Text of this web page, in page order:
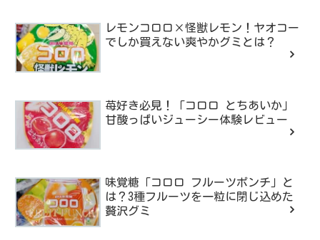
レモンコロロ×怪獣レモン！ヤオコー
でしか買えない爽やかグミとは？
苺好き必見！「コロロ とちあいか」
甘酸っぱいジューシー体験レビュー
味覚糖「コロロ フルーツポンチ」と
は？3種フルーツを一粒に閉じ込めた
贅沢グミ